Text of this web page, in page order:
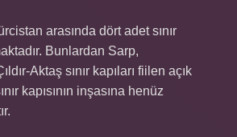
arasında dört adet sınır
Bunlardan Sarp,
Aktaş sınır kapıları fiilen açık
kapısının inşasına henüz